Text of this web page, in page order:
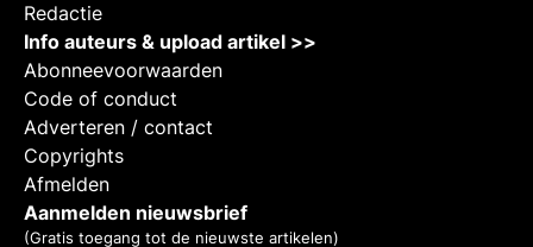
Redactie
Info auteurs & upload artikel >>
Abonneevoorwaarden
Code of conduct
Adverteren / contact
Copyrights
Afmelden
Aanmelden nieuwsbrief
(Gratis toegang tot de nieuwste artikelen)